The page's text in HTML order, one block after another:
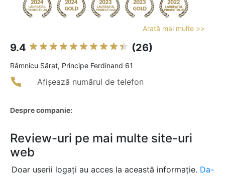
Arată mai multe >>
9.4 (26)
Râmnicu Sărat, Principe Ferdinand 61
Afișează numărul de telefon
Despre companie:
Review-uri pe mai multe site-uri
web
Doar userii logați au acces la această informație. Da-